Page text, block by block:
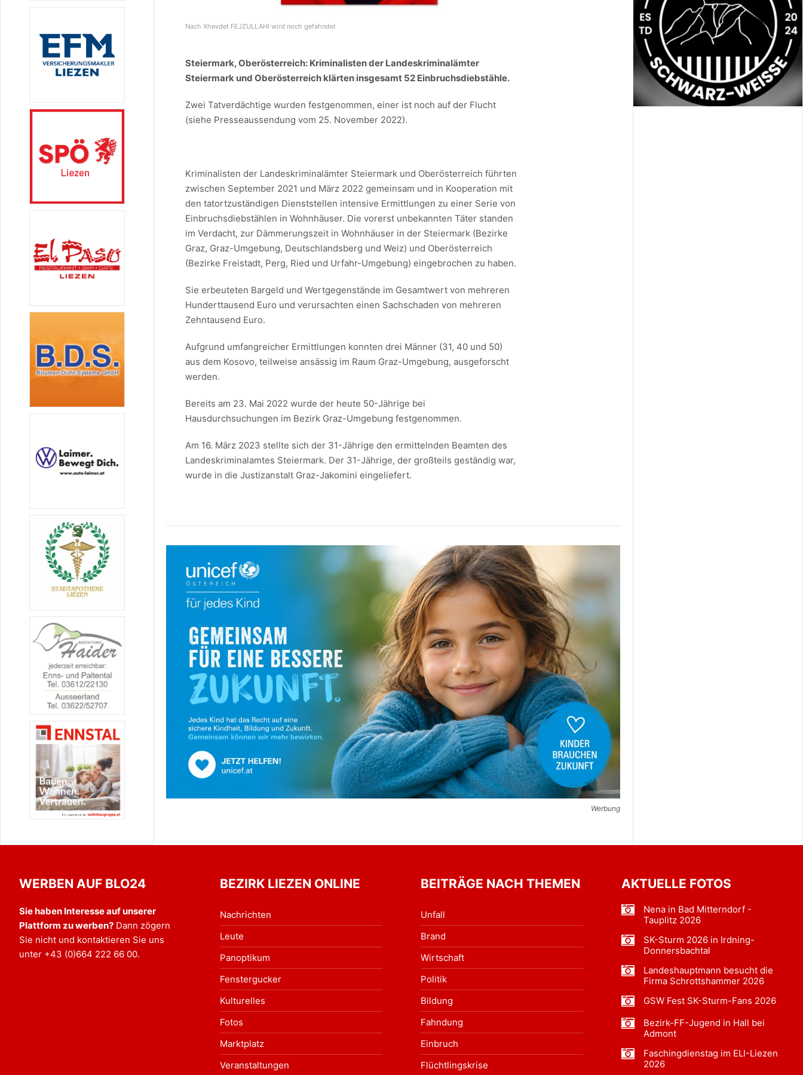
Nach Xhevdet FEJZULLAHI wird noch gefahndet
Steiermark, Oberösterreich: Kriminalisten der Landeskriminalämter
Steiermark und Oberösterreich klärten insgesamt 52 Einbruchsdiebstähle.
Zwei Tatverdächtige wurden festgenommen, einer ist noch auf der Flucht
(siehe Presseaussendung vom 25. November 2022).
Kriminalisten der Landeskriminalämter Steiermark und Oberösterreich führten
zwischen September 2021 und März 2022 gemeinsam und in Kooperation mit
den tatortzuständigen Dienststellen intensive Ermittlungen zu einer Serie von
Einbruchsdiebstählen in Wohnhäuser. Die vorerst unbekannten Täter standen
im Verdacht, zur Dämmerungszeit in Wohnhäuser in der Steiermark (Bezirke
Graz, Graz-Umgebung, Deutschlandsberg und Weiz) und Oberösterreich
(Bezirke Freistadt, Perg, Ried und Urfahr-Umgebung) eingebrochen zu haben.
Sie erbeuteten Bargeld und Wertgegenstände im Gesamtwert von mehreren
Hunderttausend Euro und verursachten einen Sachschaden von mehreren
Zehntausend Euro.
Aufgrund umfangreicher Ermittlungen konnten drei Männer (31, 40 und 50)
aus dem Kosovo, teilweise ansässig im Raum Graz-Umgebung, ausgeforscht
werden.
Bereits am 23. Mai 2022 wurde der heute 50-Jährige bei
Hausdurchsuchungen im Bezirk Graz-Umgebung festgenommen.
Am 16. März 2023 stellte sich der 31-Jährige den ermittelnden Beamten des
Landeskriminalamtes Steiermark. Der 31-Jährige, der großteils geständig war,
wurde in die Justizanstalt Graz-Jakomini eingeliefert.
Werbung
WERBEN AUF BLO24
Sie haben Interesse auf unserer
Plattform zu werben? Dann zögern
Sie nicht und kontaktieren Sie uns
unter +43 (0)664 222 66 00.
BEZIRK LIEZEN ONLINE
Nachrichten
Leute
Panoptikum
Fenstergucker
Kulturelles
Fotos
Marktplatz
Veranstaltungen
BEITRÄGE NACH THEMEN
Unfall
Brand
Wirtschaft
Politik
Bildung
Fahndung
Einbruch
Flüchtlingskrise
AKTUELLE FOTOS
Nena in Bad Mitterndorf -
Tauplitz 2026
SK-Sturm 2026 in Irdning-
Donnersbachtal
Landeshauptmann besucht die
Firma Schrottshammer 2026
GSW Fest SK-Sturm-Fans 2026
Bezirk-FF-Jugend in Hall bei
Admont
Faschingdienstag im ELI-Liezen
2026